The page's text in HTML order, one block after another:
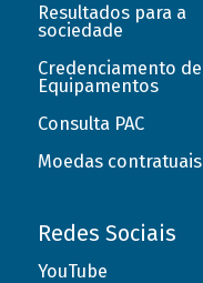
Resultados para a
sociedade
Credenciamento de
Equipamentos
Consulta PAC
Moedas contratuais
Redes Sociais
YouTube